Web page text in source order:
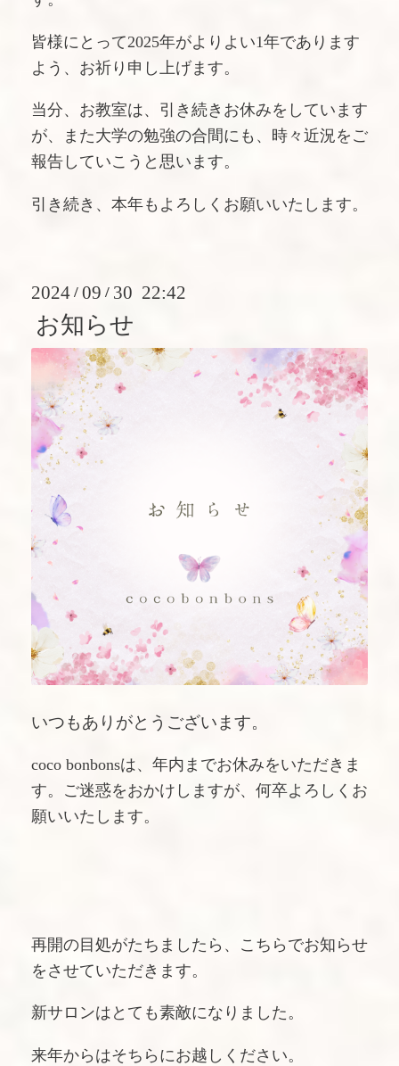
皆様にとって2025年がよりよい1年であります
よう、お祈り申し上げます。
当分、お教室は、引き続きお休みをしています
が、また大学の勉強の合間にも、時々近況をご
報告していこうと思います。
引き続き、本年もよろしくお願いいたします。
2024 / 09 / 30 22:42
お知らせ
いつもありがとうございます。
coco bonbonsは、年内までお休みをいただきま
す。ご迷惑をおかけしますが、何卒よろしくお
願いいたします。
再開の目処がたちましたら、こちらでお知らせ
をさせていただきます。
新サロンはとても素敵になりました。
来年からはそちらにお越しください。